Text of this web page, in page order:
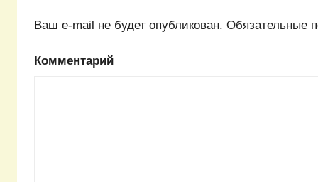
Ваш e-mail не будет опубликован. Обязательные
Комментарий